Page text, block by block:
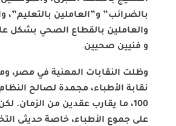
بالضرائب” و”العاملين بالتعليم”،
والعاملين بالقطاع الصحي بشكل
و فنيين صحيين.
وظلت النقابات المهنية في مصر،
نقابة الأطباء، مجمدة لصالح
100، ما يقارب عقدين من الزمان.
على جموع الأطباء، خاصة حديثى